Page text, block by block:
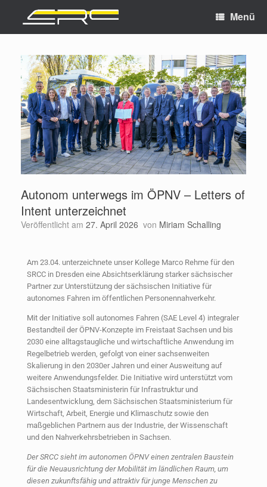
Menü
Autonom unterwegs im ÖPNV – Letters of
Intent unterzeichnet
Veröffentlicht am 27. April 2026 von Miriam Schalling
Am 23.04. unterzeichnete unser Kollege Marco Rehme für den
SRCC in Dresden eine Absichtserklärung starker sächsischer
Partner zur Unterstützung der sächsischen Initiative für
autonomes Fahren im öffentlichen Personennahverkehr.
Mit der Initiative soll autonomes Fahren (SAE Level 4) integraler
Bestandteil der ÖPNV-Konzepte im Freistaat Sachsen und bis
2030 eine alltagstaugliche und wirtschaftliche Anwendung im
Regelbetrieb werden, gefolgt von einer sachsenweiten
Skalierung in den 2030er Jahren und einer Ausweitung auf
weitere Anwendungsfelder. Die Initiative wird unterstützt vom
Sächsischen Staatsministerin für Infrastruktur und
Landesentwicklung, dem Sächsischen Staatsministerium für
Wirtschaft, Arbeit, Energie und Klimaschutz sowie den
maßgeblichen Partnern aus der Industrie, der Wissenschaft
und den Nahverkehrsbetrieben in Sachsen.
Der SRCC sieht im autonomen ÖPNV einen zentralen Baustein
für die Neuausrichtung der Mobilität im ländlichen Raum, um
diesen zukunftsfähig und attraktiv für junge Menschen zu